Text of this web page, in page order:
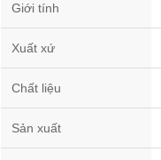
Giới tính
Xuất xứ
Chất liệu
Sản xuất